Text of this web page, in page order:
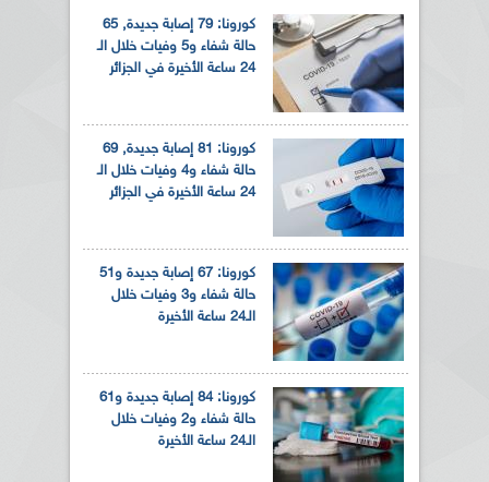
كورونا: 79 إصابة جديدة, 65
حالة شفاء و5 وفيات خلال الـ
24 ساعة الأخيرة في الجزائر
كورونا: 81 إصابة جديدة, 69
حالة شفاء و4 وفيات خلال الـ
24 ساعة الأخيرة في الجزائر
كورونا: 67 إصابة جديدة و51
حالة شفاء و3 وفيات خلال
الـ24 ساعة الأخيرة
كورونا: 84 إصابة جديدة و61
حالة شفاء و2 وفيات خلال
الـ24 ساعة الأخيرة